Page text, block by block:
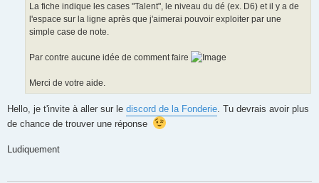
La fiche indique les cases "Talent", le niveau du dé (ex. D6) et il y a de
l'espace sur la ligne après que j'aimerai pouvoir exploiter par une
simple case de note.
Par contre aucune idée de comment faire
Merci de votre aide.
Hello, je t'invite à aller sur le discord de la Fonderie . Tu devrais avoir plus
de chance de trouver une réponse
Ludiquement